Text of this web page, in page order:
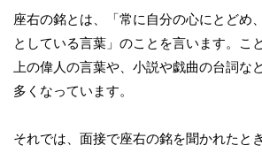
座右の銘とは、「常に自分の心にとどめ
としている言葉」のことを言います。こ
上の偉人の言葉や、小説や戯曲の台詞な
多くなっています。
それでは、面接で座右の銘を聞かれたと